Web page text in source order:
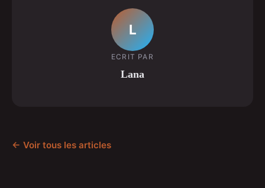
L
ECRIT PAR
Lana
← Voir tous les articles